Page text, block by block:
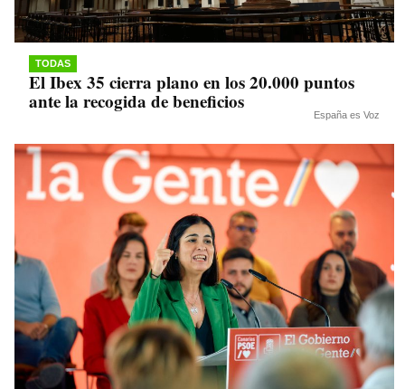
TODAS
El Ibex 35 cierra plano en los 20.000 puntos
ante la recogida de beneficios
España es Voz